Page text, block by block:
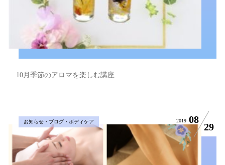
10月季節のアロマを楽しむ講座
お知らせ・ブログ・ボディケア 2019 08
29